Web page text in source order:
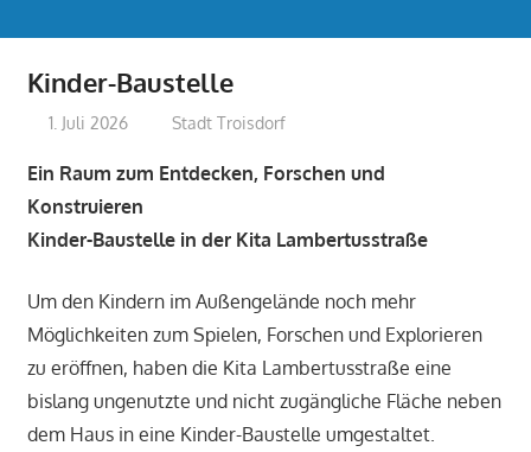
Kinder-Baustelle
1. Juli 2026 treffpunkt
Stadt Troisdorf
Ein Raum zum Entdecken, Forschen und
Konstruieren
Kinder-Baustelle in der Kita Lambertusstraße
Um den Kindern im Außengelände noch mehr
Möglichkeiten zum Spielen, Forschen und Explorieren
zu eröffnen, haben die Kita Lambertusstraße eine
bislang ungenutzte und nicht zugängliche Fläche neben
dem Haus in eine Kinder-Baustelle umgestaltet.